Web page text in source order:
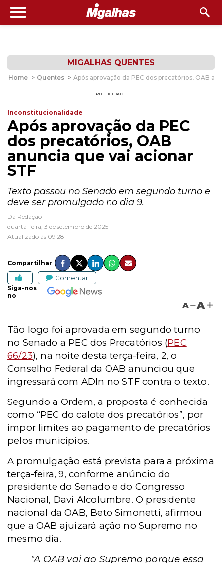
MIGALHAS QUENTES
Home > Quentes > Após aprovação da PEC dos precatórios, OAB
PUBLICIDADE
Inconstitucionalidade
Após aprovação da PEC
dos precatórios, OAB
anuncia que vai acionar
STF
Texto passou no Senado em segundo turno e
deve ser promulgado no dia 9.
Da Redação
quarta-feira, 3 de setembro de 2025
Atualizado às 09:28
Compartilhar
Comentar
Siga-nos
no
A A
Tão logo foi aprovada em segundo turno
no Senado a PEC dos Precatórios (PEC
66/23), na noite desta terça-feira, 2, o
Conselho Federal da OAB anunciou que
ingressará com ADIn no STF contra o texto.
Segundo a Ordem, a proposta é conhecida
como “PEC do calote dos precatórios”, por
impor limites ao pagamento de precatórios
pelos municípios.
A promulgação está prevista para a próxima
terça-feira, 9, conforme anúncio do
presidente do Senado e do Congresso
Nacional, Davi Alcolumbre.O presidente
nacional da OAB, Beto Simonetti, afirmou
que a OAB ajuizará ação no Supremo no
mesmo dia.
"A OAB vai ao Supremo porque essa